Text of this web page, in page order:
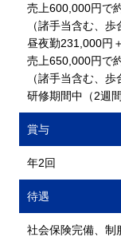
売上600,000円で
（諸手当含む、歩
昼夜勤231,000円
売上650,000円で
（諸手当含む、歩
研修期間中（2週
賞与
年2回
待遇
社会保険完備、制